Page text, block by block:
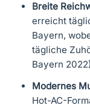
Breite
erreicht
Bayern,
tägliche
Bayern
Modernes
Hot-AC-